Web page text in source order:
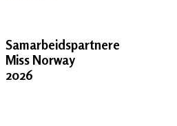
Samarbeidspartnere
Miss Norway
2026